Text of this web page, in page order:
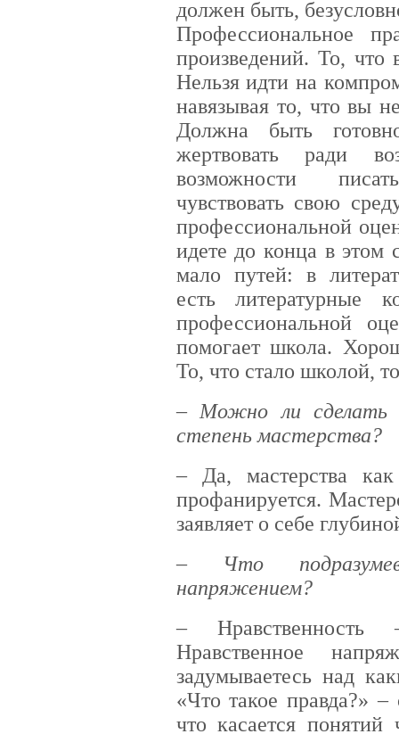
должен быть,
Профессиональное
произведений. То,
Нельзя идти на
навязывая то, что вы
Должна быть
жертвовать ради
возможности
чувствовать свою
профессиональной
идете до конца в
мало путей: в
есть литературные
профессиональной
помогает школа.
То, что стало школой,
– Можно ли сделать
степень мастерства?
– Да, мастерства
профанируется.
заявляет о себе
– Что
напряжением?
–
Нравственное
задумываетесь над
«Что такое правда?»
что касается